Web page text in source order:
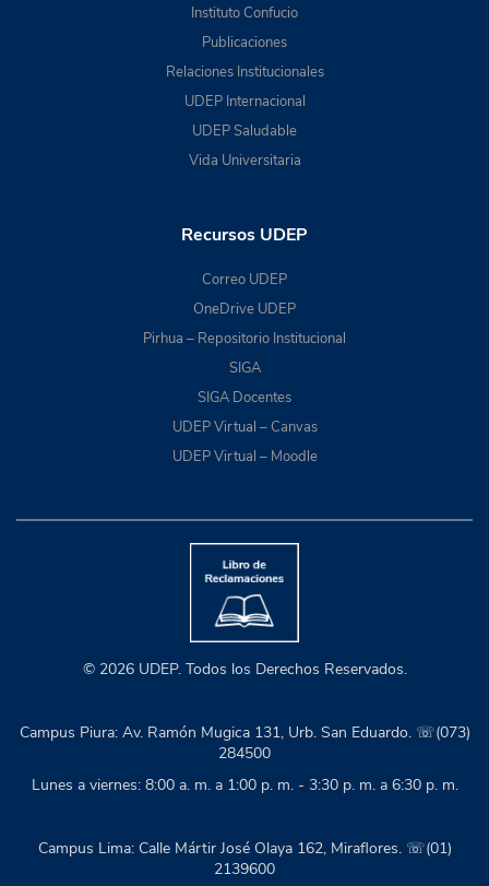
Instituto Confucio
Publicaciones
Relaciones Institucionales
UDEP Internacional
UDEP Saludable
Vida Universitaria
Recursos UDEP
Correo UDEP
OneDrive UDEP
Pirhua – Repositorio Institucional
SIGA
SIGA Docentes
UDEP Virtual – Canvas
UDEP Virtual – Moodle
© 2026 UDEP. Todos los Derechos Reservados.
Campus Piura: Av. Ramón Mugica 131, Urb. San Eduardo. ☏(073)
284500
Lunes a viernes: 8:00 a. m. a 1:00 p. m. - 3:30 p. m. a 6:30 p. m.
Campus Lima: Calle Mártir José Olaya 162, Miraflores. ☏(01)
2139600